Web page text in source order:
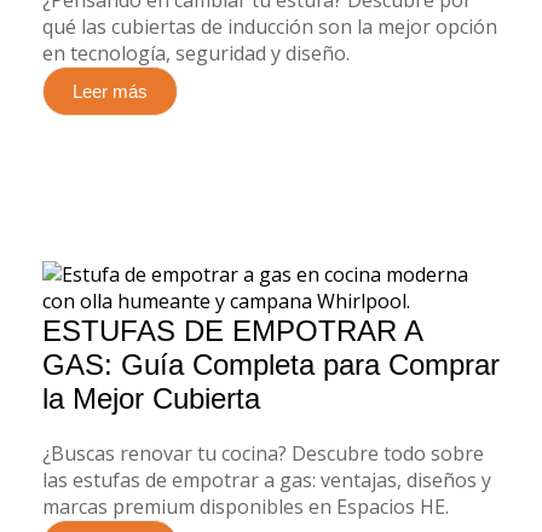
qué las cubiertas de inducción son la mejor opción
en tecnología, seguridad y diseño.
Leer más
ESTUFAS DE EMPOTRAR A
GAS: Guía Completa para Comprar
la Mejor Cubierta
¿Buscas renovar tu cocina? Descubre todo sobre
las estufas de empotrar a gas: ventajas, diseños y
marcas premium disponibles en Espacios HE.